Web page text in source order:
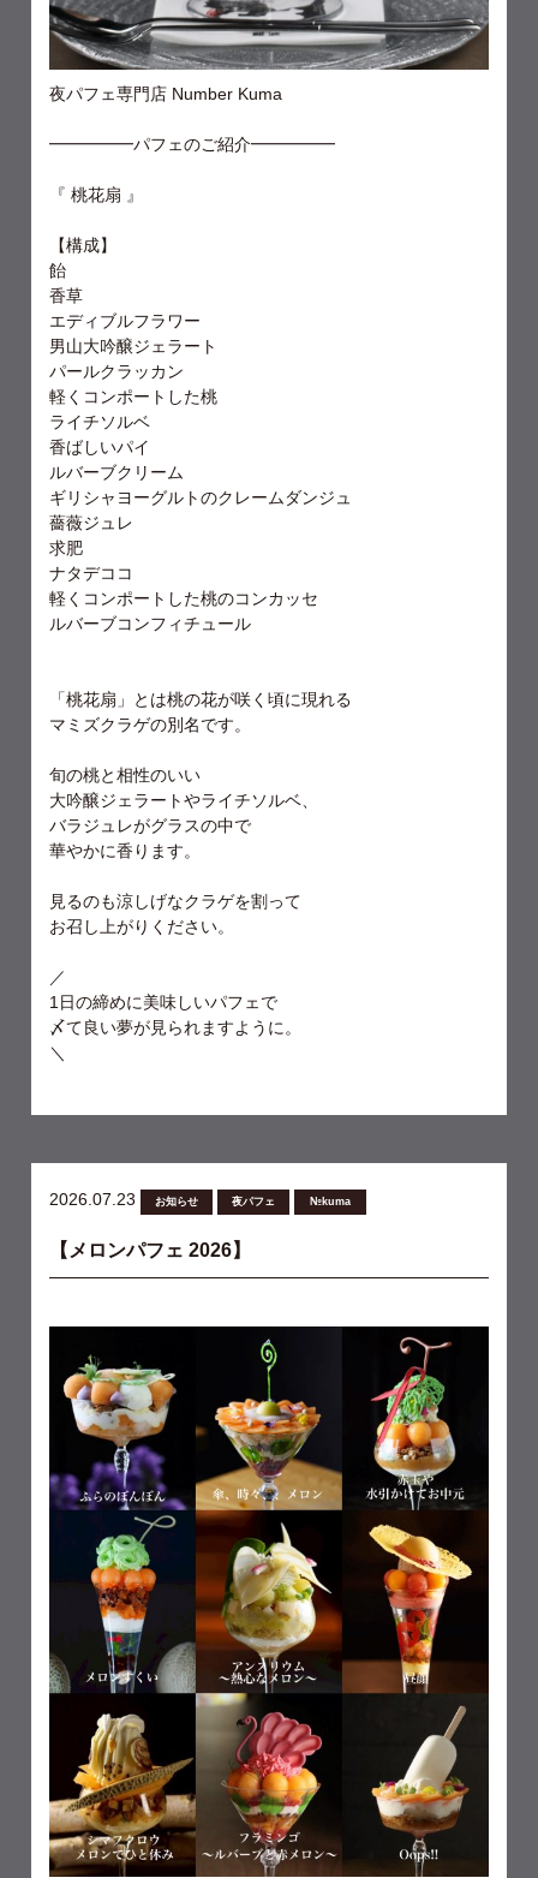
夜パフェ専門店 Number Kuma
━━━━━パフェのご紹介━━━━━
『 桃花扇 』
【構成】
飴
香草
エディブルフラワー
男山大吟醸ジェラート
パールクラッカン
軽くコンポートした桃
ライチソルベ
香ばしいパイ
ルバーブクリーム
ギリシャヨーグルトのクレームダンジュ
薔薇ジュレ
求肥
ナタデココ
軽くコンポートした桃のコンカッセ
ルバーブコンフィチュール
「桃花扇」とは桃の花が咲く頃に現れる
マミズクラゲの別名です。
旬の桃と相性のいい
大吟醸ジェラートやライチソルベ、
バラジュレがグラスの中で
華やかに香ります。
見るのも涼しげなクラゲを割って
お召し上がりください。
／
1日の締めに美味しいパフェで
〆て良い夢が見られますように。
＼
2026.07.23 お知らせ 夜パフェ №kuma
【メロンパフェ 2026】